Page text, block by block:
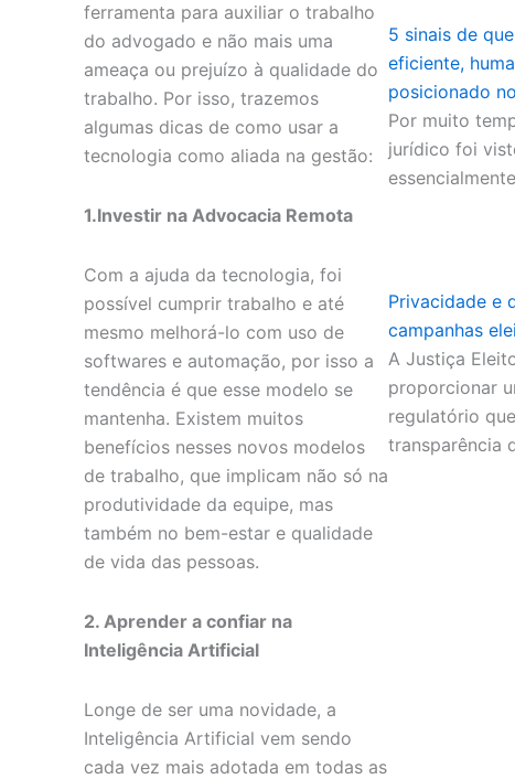
ferramenta para auxiliar o trabalho
do advogado e não mais uma
ameaça ou prejuízo à qualidade do
trabalho. Por isso, trazemos
algumas dicas de como usar a
tecnologia como aliada na gestão:
1.Investir na Advocacia Remota
Com a ajuda da tecnologia, foi
possível cumprir trabalho e até
mesmo melhorá-lo com uso de
softwares e automação, por isso a
tendência é que esse modelo se
mantenha. Existem muitos
benefícios nesses novos modelos
de trabalho, que implicam não só na
produtividade da equipe, mas
também no bem-estar e qualidade
de vida das pessoas.
2. Aprender a confiar na
Inteligência Artificial
Longe de ser uma novidade, a
Inteligência Artificial vem sendo
cada vez mais adotada em todas as
5 sinais de
eficiente,
posicionado
Por muito
jurídico foi
Privacidade e
campanhas
A Justiça
proporcionar
regulatório
transparência